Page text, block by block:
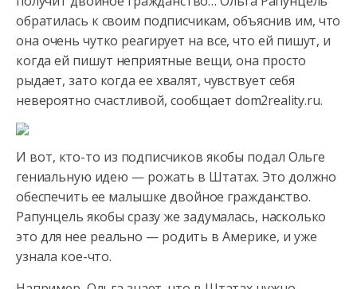
обратилась к своим подписчикам, объяснив им, что
она очень чутко реагирует на все, что ей пишут, и
когда ей пишут неприятные вещи, она просто
рыдает, зато когда ее хвалят, чувствует себя
невероятно счастливой, сообщает dom2reality.ru.
И вот, кто-то из подписчиков якобы подал Ольге
гениальную идею — рожать в Штатах. Это должно
обеспечить ее малышке двойное гражданство.
Рапунцель якобы сразу же задумалась, насколько
это для нее реально — родить в Америке, и уже
узнала кое-что.